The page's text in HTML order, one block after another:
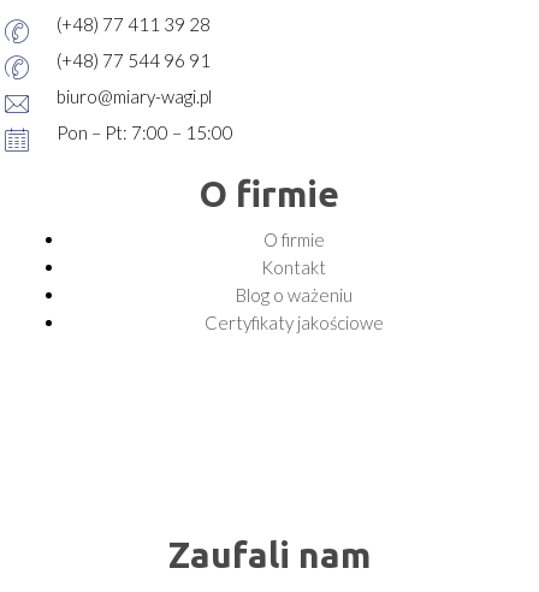
(+48) 77 411 39 28
(+48) 77 544 96 91
biuro@miary-wagi.pl
Pon – Pt: 7:00 – 15:00
O firmie
O firmie
Kontakt
Blog o ważeniu
Certyfikaty jakościowe
Zaufali nam